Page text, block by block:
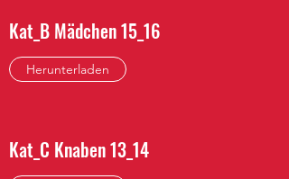
Kat_B Mädchen 15_16
Herunterladen
Kat_C Knaben 13_14